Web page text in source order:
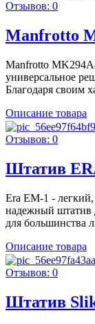
Отзывов: 0
Manfrotto
Manfrotto
универсальное
Благодаря своим
Описание товара
Отзывов: 0
Штатив
Era EM-1 -
надежный штатив
для большинства
Описание товара
Отзывов: 0
Штатив